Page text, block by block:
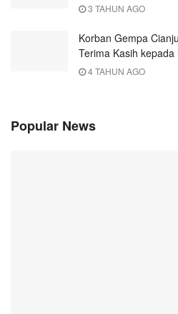
3 TAHUN AGO
Korban Gempa
Terima Kasih kepada
4 TAHUN AGO
Popular News